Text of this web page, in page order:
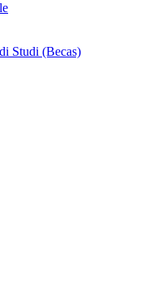
Studi (Becas)